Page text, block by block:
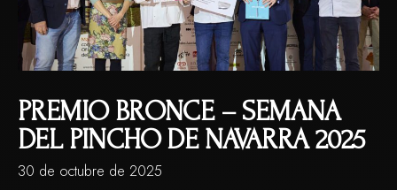
PREMIO BRONCE – SEMANA
DEL PINCHO DE NAVARRA 2025
30 de octubre de 2025